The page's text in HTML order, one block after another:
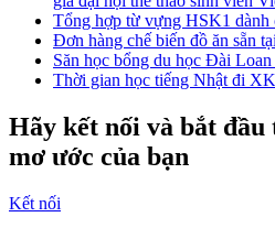
Tổng hợp từ vựng HSK1 dành
Đơn hàng chế biến đồ ăn sẵn
Săn học bổng du học Đài
Thời gian học tiếng Nhật đi
Hãy kết nối và bắt
mơ ước của bạn
Kết nối